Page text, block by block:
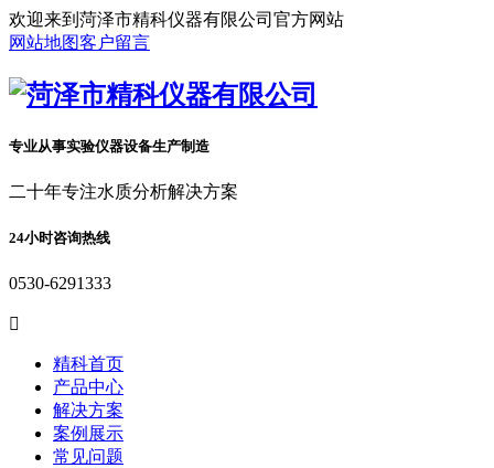
欢迎来到菏泽市精科仪器有限公司官方网站
网站地图客户留言
专业从事实验仪器设备生产制造
二十年专注水质分析解决方案
24小时咨询热线
0530-6291333

精科首页
产品中心
解决方案
案例展示
常见问题